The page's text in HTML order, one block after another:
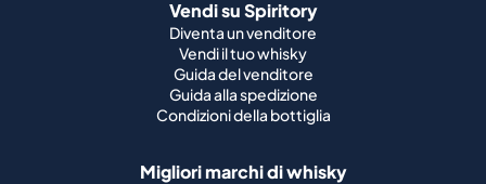
Vendi su Spiritory
Diventa un venditore
Vendi il tuo whisky
Guida del venditore
Guida alla spedizione
Condizioni della bottiglia
Migliori marchi di whisky